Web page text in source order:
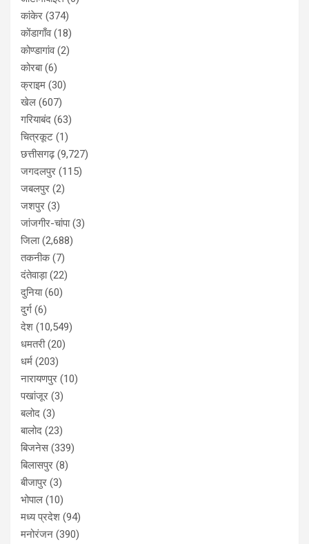
कांकेर (374)
कोंडागाँव(18)
कोण्डागांव(2)
कोरबा(6)
क्राइम (30)
खेल (607)
गरियाबंद (63)
चित्रकूट (1)
छत्तीसगढ़(9,727)
जगदलपुर (115)
जबलपुर (2)
जशपुर (3)
जांजगीर-चांपा(3)
जिला(2,688)
तकनीक(7)
दंतेवाड़ा(22)
दुनिया(60)
दुर्ग (6)
देश (10,549)
धमतरी(20)
धर्म (203)
नारायणपुर (10)
पखांजूर (3)
बलोद (3)
बालोद (23)
बिजनेस(339)
बिलासपुर (8)
बीजापुर (3)
भोपाल (10)
मध्य प्रदेश (94)
मनोरंजन (390)